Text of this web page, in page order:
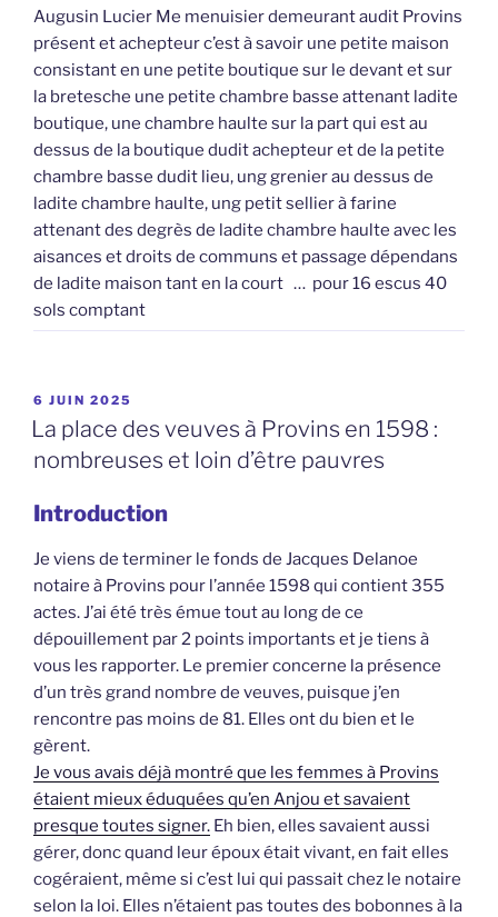
Augusin Lucier Me menuisier demeurant audit Provins
présent et achepteur c’est à savoir une petite maison
consistant en une petite boutique sur le devant et sur
la bretesche une petite chambre basse attenant ladite
boutique, une chambre haulte sur la part qui est au
dessus de la boutique dudit achepteur et de la petite
chambre basse dudit lieu, ung grenier au dessus de
ladite chambre haulte, ung petit sellier à farine
attenant des degrès de ladite chambre haulte avec les
aisances et droits de communs et passage dépendans
de ladite maison tant en la court … pour 16 escus 40
sols comptant
PUBLIÉ
LE
6 JUIN 2025
La place des veuves à Provins en 1598 :
nombreuses et loin d’être pauvres
Introduction
Je viens de terminer le fonds de Jacques Delanoe
notaire à Provins pour l’année 1598 qui contient 355
actes. J’ai été très émue tout au long de ce
dépouillement par 2 points importants et je tiens à
vous les rapporter. Le premier concerne la présence
d’un très grand nombre de veuves, puisque j’en
rencontre pas moins de 81. Elles ont du bien et le
gèrent.
Je vous avais déjà montré que les femmes à Provins
étaient mieux éduquées qu’en Anjou et savaient
presque toutes signer. Eh bien, elles savaient aussi
gérer, donc quand leur époux était vivant, en fait elles
cogéraient, même si c’est lui qui passait chez le notaire
selon la loi. Elles n’étaient pas toutes des bobonnes à la